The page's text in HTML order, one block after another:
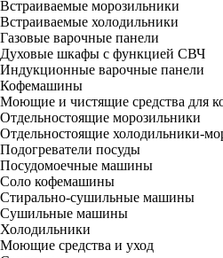
Встраиваемые морозильники
Встраиваемые холодильники
Газовые варочные панели
Духовые шкафы с функцией СВЧ
Индукционные варочные панели
Кофемашины
Моющие и чистящие средства для
Отдельностоящие морозильники
Отдельностоящие холодильники-
Подогреватели посуды
Посудомоечные машины
Соло кофемашины
Стирально-сушильные машины
Сушильные машины
Холодильники
Моющие средства и уход